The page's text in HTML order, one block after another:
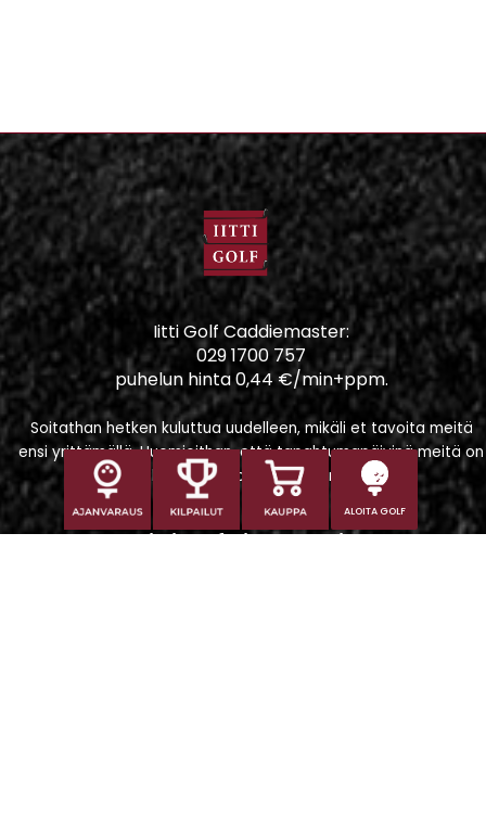
ALOITA GOLF
Iitti Golf Caddiemaster:
029 1700 757
puhelun hinta 0,44 €/min+ppm.
Soitathan hetken kuluttua uudelleen, mikäli et tavoita meitä
ensi yrittämällä. Huomioithan, että tapahtumapäivinä meitä on
vaikeampi tavoittaa puhelimitse.
Iitti Golf Niskaportti